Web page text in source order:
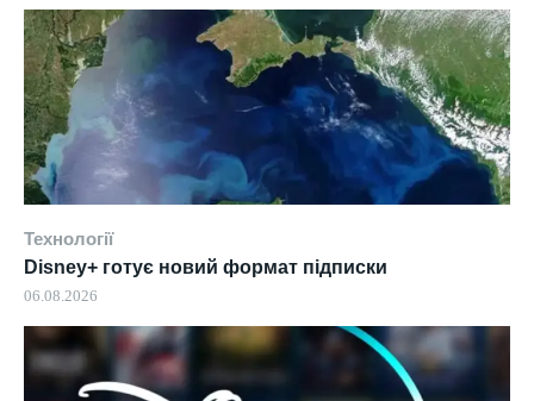
Технології
Disney+ готує новий формат підписки
06.08.2026